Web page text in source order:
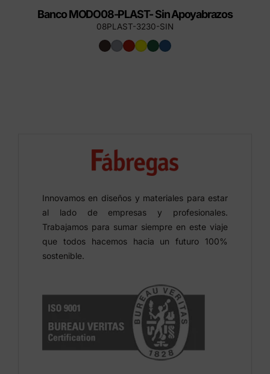
Banco MODO08-PLAST- Sin Apoyabrazos
08PLAST-3230-SIN
Innovamos en diseños y materiales para estar
al lado de empresas y profesionales.
Trabajamos para sumar siempre en este viaje
que todos hacemos hacia un futuro 100%
sostenible.